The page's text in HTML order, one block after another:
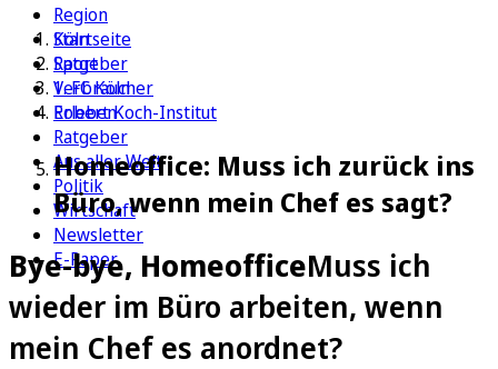
Region
Köln
Sport
1. FC Köln
Erleben
Ratgeber
Aus aller Welt
Politik
Wirtschaft
Newsletter
E-Paper
Startseite
Ratgeber
Verbraucher
Robert Koch-Institut
Homeoffice: Muss ich zurück ins
Büro, wenn mein Chef es sagt?
Bye-bye, HomeofficeMuss ich
wieder im Büro arbeiten, wenn
mein Chef es anordnet?